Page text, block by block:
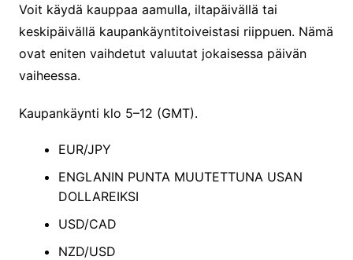
Voit käydä kauppaa aamulla, iltapäivällä tai
keskipäivällä kaupankäyntitoiveistasi riippuen. Nämä
ovat eniten vaihdetut valuutat jokaisessa päivän
vaiheessa.
Kaupankäynti klo 5–12 (GMT).
EUR/JPY
ENGLANIN PUNTA MUUTETTUNA USAN
DOLLAREIKSI
USD/CAD
NZD/USD